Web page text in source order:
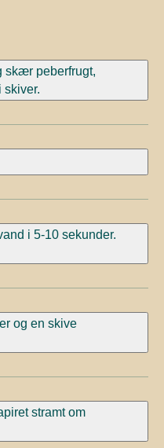
skær peberfrugt,
skiver.
i 5-10 sekunder.
og en skive
stramt om